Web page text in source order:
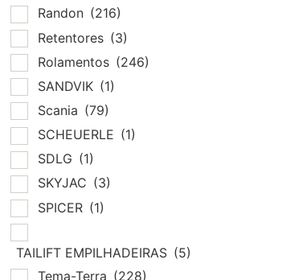
Randon (216)
Retentores (3)
Rolamentos (246)
SANDVIK (1)
Scania (79)
SCHEUERLE (1)
SDLG (1)
SKYJAC (3)
SPICER (1)
TAILIFT EMPILHADEIRAS (5)
Tema-Terra (228)